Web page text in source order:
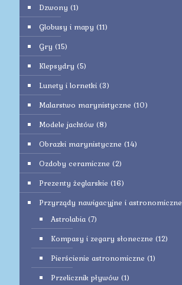
Dzwony (1)
Globusy i mapy (11)
Gry (15)
Klepsydry (5)
Lunety i lornetki (3)
Malarstwo marynistyczne (10)
Modele jachtów (8)
Obrazki marynistyczne (14)
Ozdoby ceramiczne (2)
Prezenty żeglarskie (16)
Przyrządy nawigacyjne i astronomiczne
Astrolabia (7)
Kompasy i zegary słoneczne (12)
Pierścienie astronomiczne (1)
Przelicznik pływów (1)